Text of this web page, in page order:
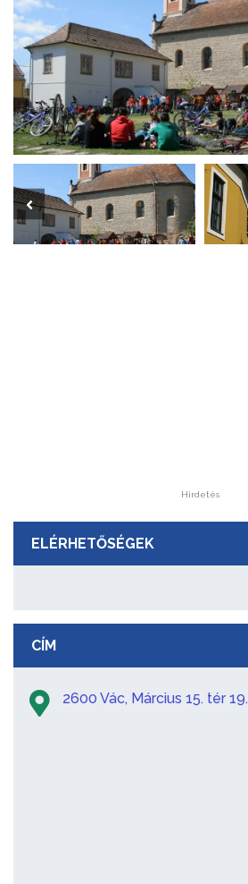
Hirdetés
ELÉRHETŐSÉGEK
CÍM
2600 Vác, Március 15. tér 19.